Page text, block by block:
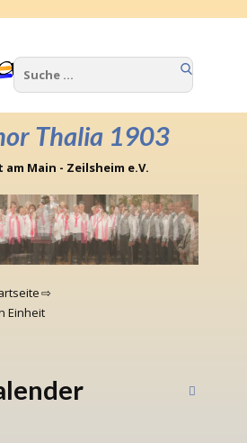
Thalia 1903
Main - Zeilsheim e.V.
⇨
Einheit